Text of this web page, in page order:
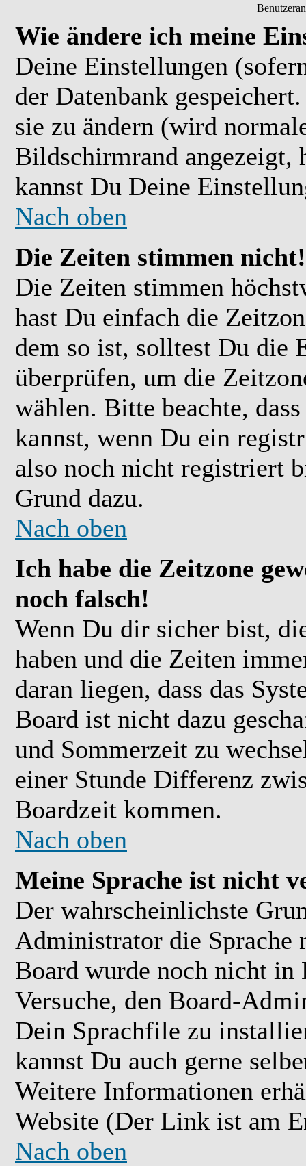
Wie ändere ich meine
Deine Einstellungen
der Datenbank
sie zu ändern (wird
Bildschirmrand angezeigt,
kannst Du Deine
Nach oben
Die Zeiten stimmen nicht!
Die Zeiten stimmen
hast Du einfach die
dem so ist, solltest Du die
überprüfen, um die
wählen. Bitte beachte,
kannst, wenn Du ein
also noch nicht registriert
Grund dazu.
Nach oben
Ich habe die Zeitzone
noch falsch!
Wenn Du dir sicher bist,
haben und die Zeiten
daran liegen, dass das
Board ist nicht dazu
und Sommerzeit zu
einer Stunde Differenz
Boardzeit kommen.
Nach oben
Meine Sprache ist nicht
Der wahrscheinlichste
Administrator die Sprache
Board wurde noch nicht in
Versuche, den Board-
Dein Sprachfile zu
kannst Du auch gerne
Weitere Informationen
Website (Der Link ist am
Nach oben